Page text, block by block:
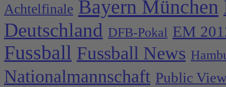
Achtelfinale Bayern München
Deutschland DFB-Pokal EM
Fussball Fussball News
Nationalmannschaft Public